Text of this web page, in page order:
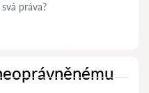
práva?